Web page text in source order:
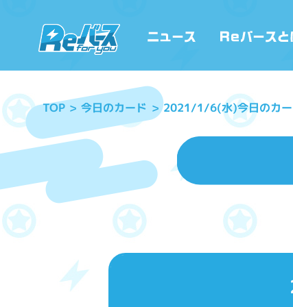
TOP 今日のカード 2021/1/6(水)今日のカー